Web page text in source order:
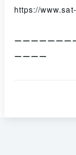
https://
ーーーーーーー
ーーーー